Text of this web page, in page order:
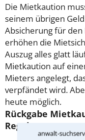
anwalt-
Die Mietkaution
seinem übrigen
Absicherung für den
erhöhen die
Auszug alles glatt
Mietkaution auf
Mieters angelegt,
verpfändet wird.
heute möglich.
Rückgabe
Regeln